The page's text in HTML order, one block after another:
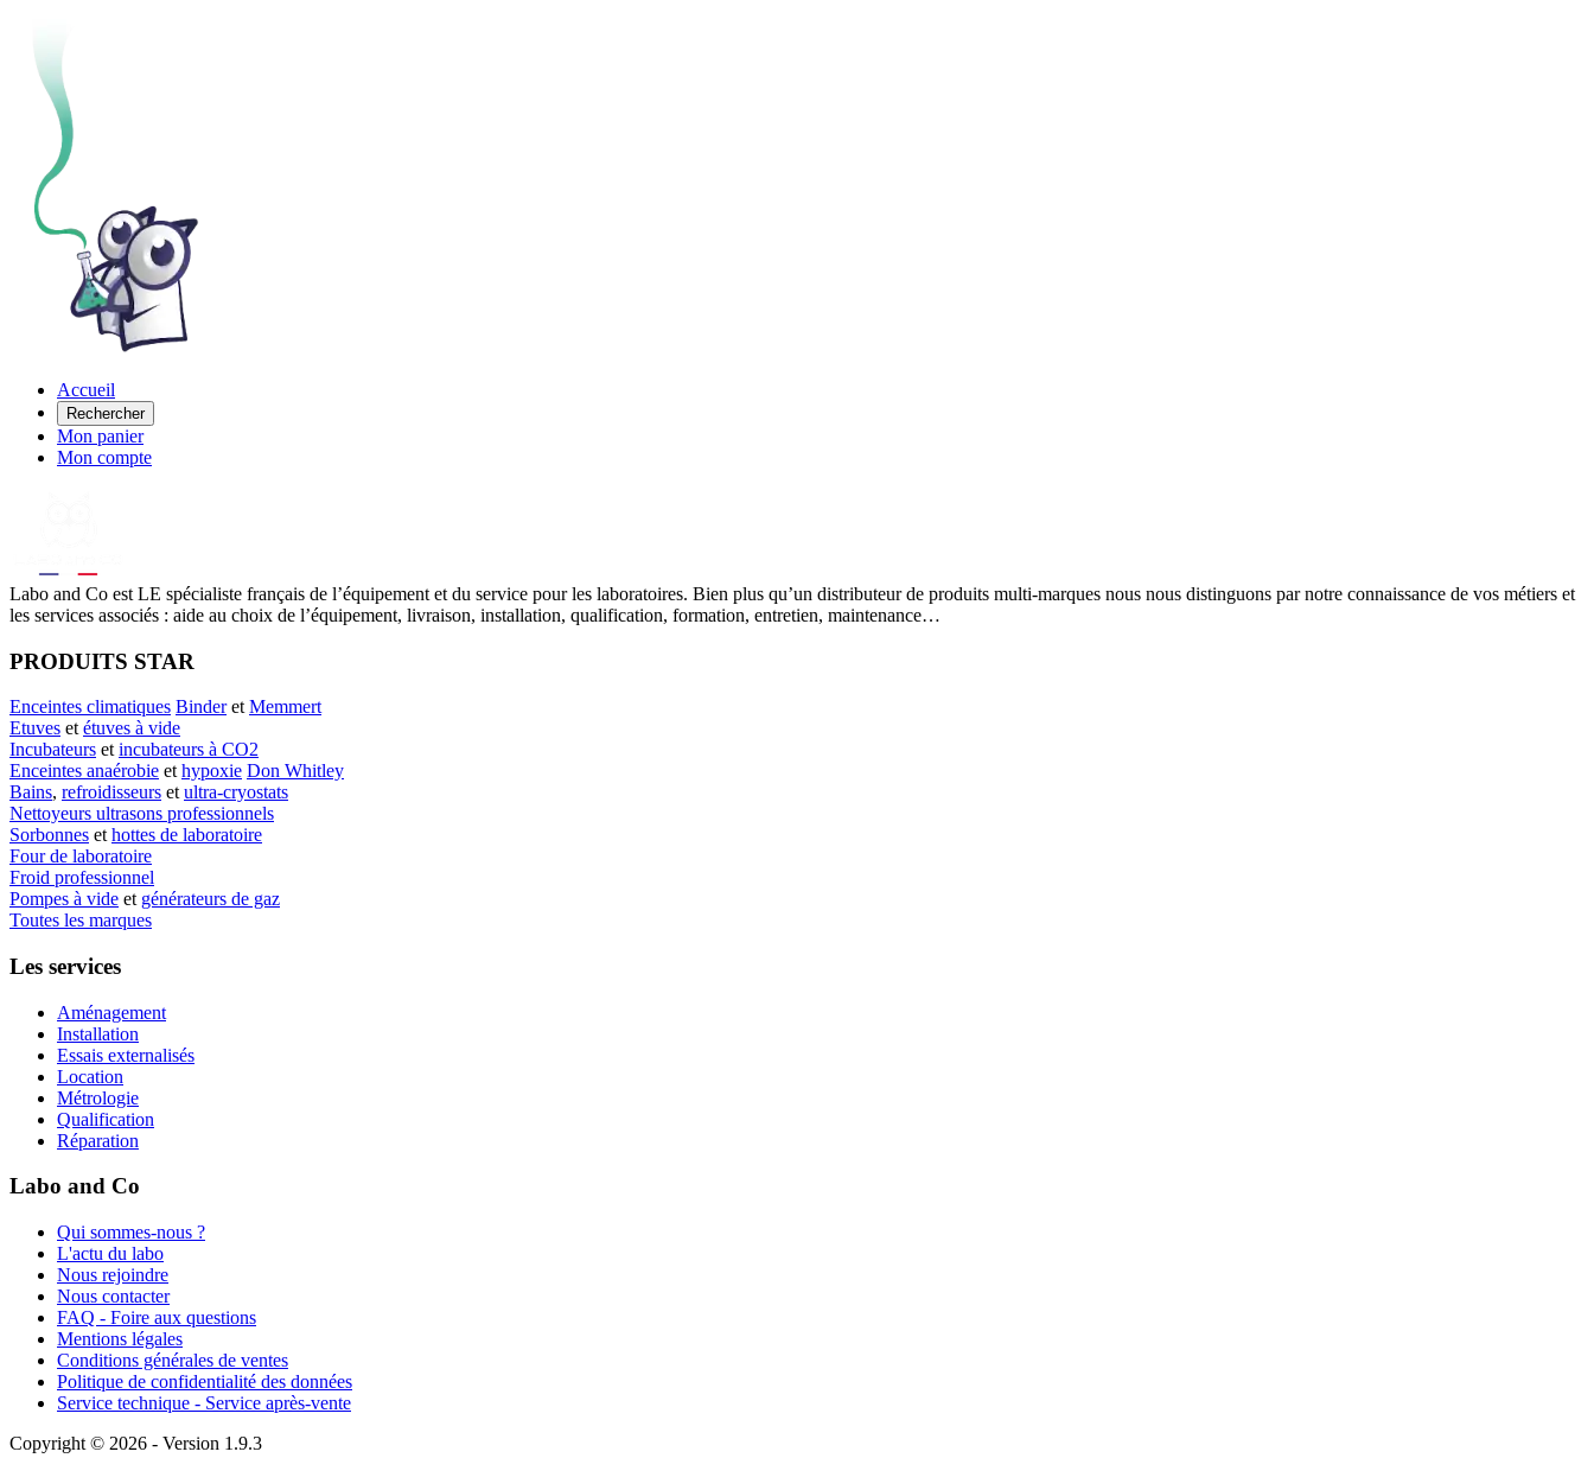
Accueil
Rechercher
Mon panier
Mon compte
Labo and Co est LE spécialiste français de l’équipement et du service pour les laboratoires. Bien plus qu’un distributeur de produits multi-marques nous nous distinguons par notre connaissance de vos métiers et
les services associés : aide au choix de l’équipement, livraison, installation, qualification, formation, entretien, maintenance…
PRODUITS STAR
Enceintes climatiques Binderet Memmert
Etuves et étuves à vide
Incubateurs et incubateurs à CO2
Enceintes anaérobie et hypoxie Don Whitley
Bains, refroidisseurs et ultra-cryostats
Nettoyeurs ultrasons professionnels
Sorbonnes et hottes de laboratoire
Four de laboratoire
Froid professionnel
Pompes à vide et générateurs de gaz
Toutes les marques
Les services
Aménagement
Installation
Essais externalisés
Location
Métrologie
Qualification
Réparation
Labo and Co
Qui sommes-nous ?
L'actu du labo
Nous rejoindre
Nous contacter
FAQ - Foire aux questions
Mentions légales
Conditions générales de ventes
Politique de confidentialité des données
Service technique - Service après-vente
Copyright © 2026 - Version 1.9.3